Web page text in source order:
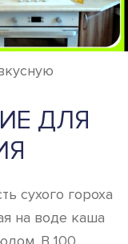
ДЛЯ
сухого гороха
на воде каша